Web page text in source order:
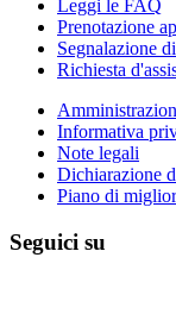
Leggi le FAQ
Prenotazione
Segnalazione
Richiesta
Informativa
Note legali
Dichiarazione
Piano di
Seguici su